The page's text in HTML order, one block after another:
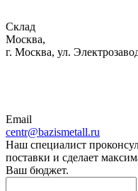
Склад
Москва,
г. Москва, ул.
Email
centr@bazismetall.ru
Наш специалист
поставки и сделает
Ваш бюджет.